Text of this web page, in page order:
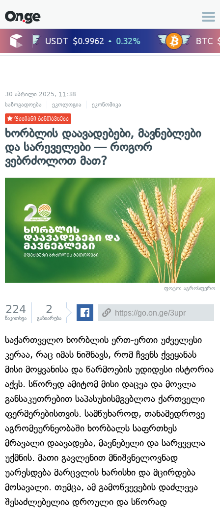
30 აპრილი 2025, 11:38
საზოგადოება
ეკოლოგია ეკონომიკა
ფასიანი განთავსება
ხორბლის დაავადებები, მავნებლები
და სარეველები — როგორ
ვებრძოლოთ მათ?
ფოტო: აგროსფერო
224
წაკითხვა
2
გაზიარება
საქართველო ხორბლის ერთ-ერთი უძველესი
კერაა, რაც იმას ნიშნავს, რომ ჩვენს ქვეყანას
მისი მოყვანისა და წარმოების უდიდესი ისტორია
აქვს. სწორედ ამიტომ მისი დაცვა და მოვლა
განსაკუთრებით საპასუხისმგებლოა ქართველი
ფერმერებისთვის. სამწუხაროდ, თანამედროვე
აგრომეურნეობაში ხორბალს საფრთხეს
მრავალი დაავადება, მავნებელი და სარეველა
უქმნის. მათი გავლენით მნიშვნელოვნად
უარესდება მარცვლის ხარისხი და მცირდება
მოსავალი. თუმცა, ამ გამოწვევების დაძლევა
შესაძლებელია დროული და სწორად